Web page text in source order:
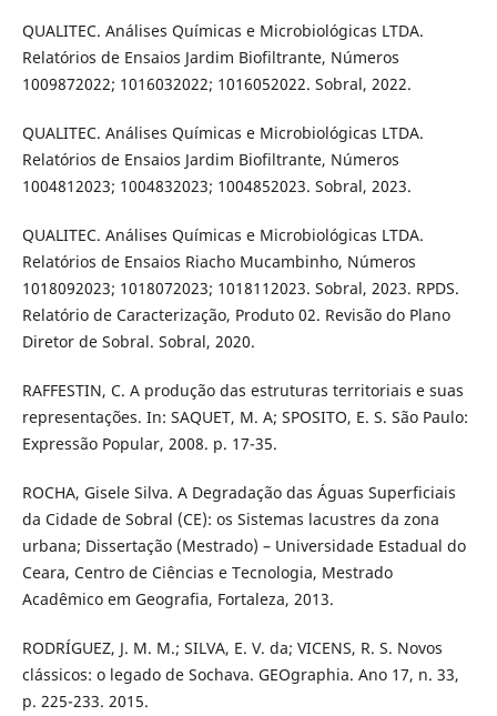
QUALITEC. Análises Químicas e Microbiológicas LTDA.
Relatórios de Ensaios Jardim Biofiltrante, Números
1009872022; 1016032022; 1016052022. Sobral, 2022.
QUALITEC. Análises Químicas e Microbiológicas LTDA.
Relatórios de Ensaios Jardim Biofiltrante, Números
1004812023; 1004832023; 1004852023. Sobral, 2023.
QUALITEC. Análises Químicas e Microbiológicas LTDA.
Relatórios de Ensaios Riacho Mucambinho, Números
1018092023; 1018072023; 1018112023. Sobral, 2023. RPDS.
Relatório de Caracterização, Produto 02. Revisão do Plano
Diretor de Sobral. Sobral, 2020.
RAFFESTIN, C. A produção das estruturas territoriais e suas
representações. In: SAQUET, M. A; SPOSITO, E. S. São Paulo:
Expressão Popular, 2008. p. 17-35.
ROCHA, Gisele Silva. A Degradação das Águas Superficiais
da Cidade de Sobral (CE): os Sistemas lacustres da zona
urbana; Dissertação (Mestrado) – Universidade Estadual do
Ceara, Centro de Ciências e Tecnologia, Mestrado
Acadêmico em Geografia, Fortaleza, 2013.
RODRÍGUEZ, J. M. M.; SILVA, E. V. da; VICENS, R. S. Novos
clássicos: o legado de Sochava. GEOgraphia. Ano 17, n. 33,
p. 225-233. 2015.